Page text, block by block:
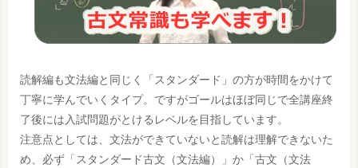
読解編も文法編と同じく「スタンダード」の方が時間をかけて
丁寧に学んでいくタイプ。ですがゴールはほぼ同じで全講座終
了後には入試問題がとけるレベルを目指しています。
注意点としては、文法ができていないと読解は理解できないた
め、必ず「スタンダード古文（文法編）」か「古文（文法